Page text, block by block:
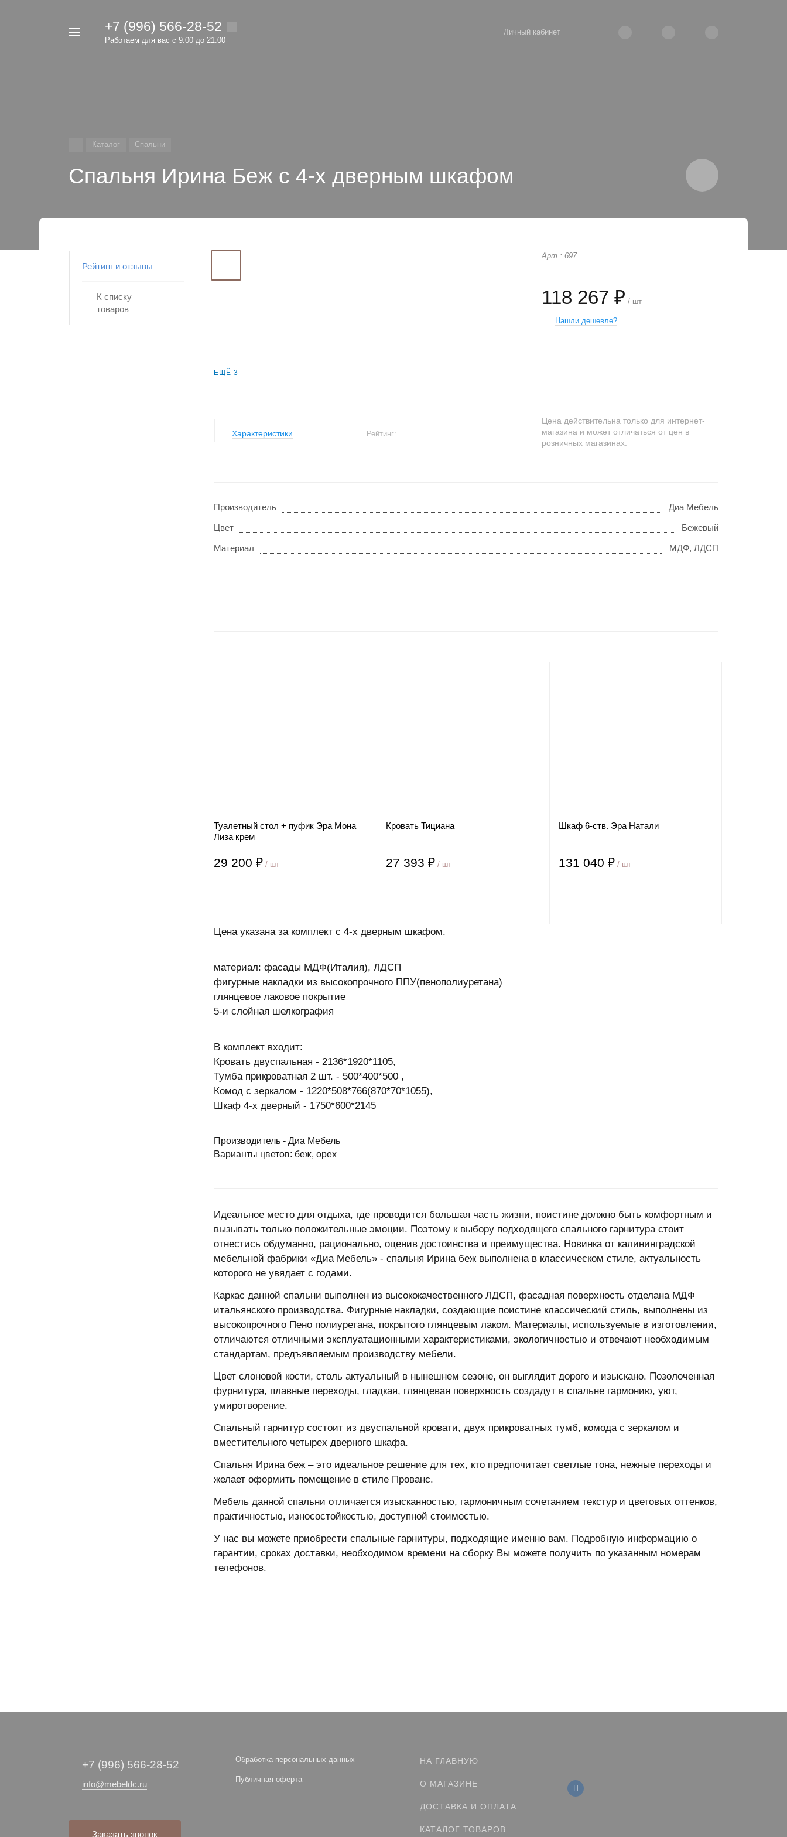
+7 (996) 566-28-52
Работаем для вас с 9:00 до 21:00
Личный кабинет
Каталог Спальни
Спальня Ирина Беж с 4-х дверным шкафом
Рейтинг и отзывы
К списку
товаров
ЕЩЁ 3
Характеристики Рейтинг:
Арт.: 697
118 267 ₽ / шт
Нашли дешевле?
Цена действительна только для интернет-
магазина и может отличаться от цен в
розничных магазинах.
Производитель Диа Мебель
Цвет Бежевый
Материал МДФ, ЛДСП
Туалетный стол + пуфик Эра Мона
Лиза крем
29 200 ₽ / шт
Кровать Тициана
27 393 ₽ / шт
Шкаф 6-ств. Эра Натали
131 040 ₽/ шт
Цена указана за комплект с 4-х дверным шкафом.
материал: фасады МДФ(Италия), ЛДСП
фигурные накладки из высокопрочного ППУ(пенополиуретана)
глянцевое лаковое покрытие
5-и слойная шелкография
В комплект входит:
Кровать двуспальная - 2136*1920*1105,
Тумба прикроватная 2 шт. - 500*400*500 ,
Комод с зеркалом - 1220*508*766(870*70*1055),
Шкаф 4-х дверный - 1750*600*2145
Производитель - Диа Мебель
Варианты цветов: беж, орех
Идеальное место для отдыха, где проводится большая часть жизни, поистине должно быть комфортным и
вызывать только положительные эмоции. Поэтому к выбору подходящего спального гарнитура стоит
отнестись обдуманно, рационально, оценив достоинства и преимущества. Новинка от калининградской
мебельной фабрики «Диа Мебель» - спальня Ирина беж выполнена в классическом стиле, актуальность
которого не увядает с годами.
Каркас данной спальни выполнен из высококачественного ЛДСП, фасадная поверхность отделана МДФ
итальянского производства. Фигурные накладки, создающие поистине классический стиль, выполнены из
высокопрочного Пено полиуретана, покрытого глянцевым лаком. Материалы, используемые в изготовлении,
отличаются отличными эксплуатационными характеристиками, экологичностью и отвечают необходимым
стандартам, предъявляемым производству мебели.
Цвет слоновой кости, столь актуальный в нынешнем сезоне, он выглядит дорого и изыскано. Позолоченная
фурнитура, плавные переходы, гладкая, глянцевая поверхность создадут в спальне гармонию, уют,
умиротворение.
Спальный гарнитур состоит из двуспальной кровати, двух прикроватных тумб, комода с зеркалом и
вместительного четырех дверного шкафа.
Спальня Ирина беж – это идеальное решение для тех, кто предпочитает светлые тона, нежные переходы и
желает оформить помещение в стиле Прованс.
Мебель данной спальни отличается изысканностью, гармоничным сочетанием текстур и цветовых оттенков,
практичностью, износостойкостью, доступной стоимостью.
У нас вы можете приобрести спальные гарнитуры, подходящие именно вам. Подробную информацию о
гарантии, сроках доставки, необходимом времени на сборку Вы можете получить по указанным номерам
телефонов.
+7 (996) 566-28-52
info@mebeldc.ru
Заказать звонок
Обработка персональных данных
Публичная оферта
НА ГЛАВНУЮ
О МАГАЗИНЕ
ДОСТАВКА И ОПЛАТА
КАТАЛОГ ТОВАРОВ